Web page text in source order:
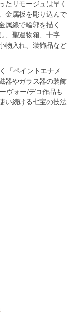
たリモージュは早く
金属板を彫り込んで
属線で輪郭を描く
、聖遺物箱、十字
物入れ、装飾品など
「ペイントエナメ
器やガラス器の装飾
ヴォー/デコ作品も
い続ける七宝の技法